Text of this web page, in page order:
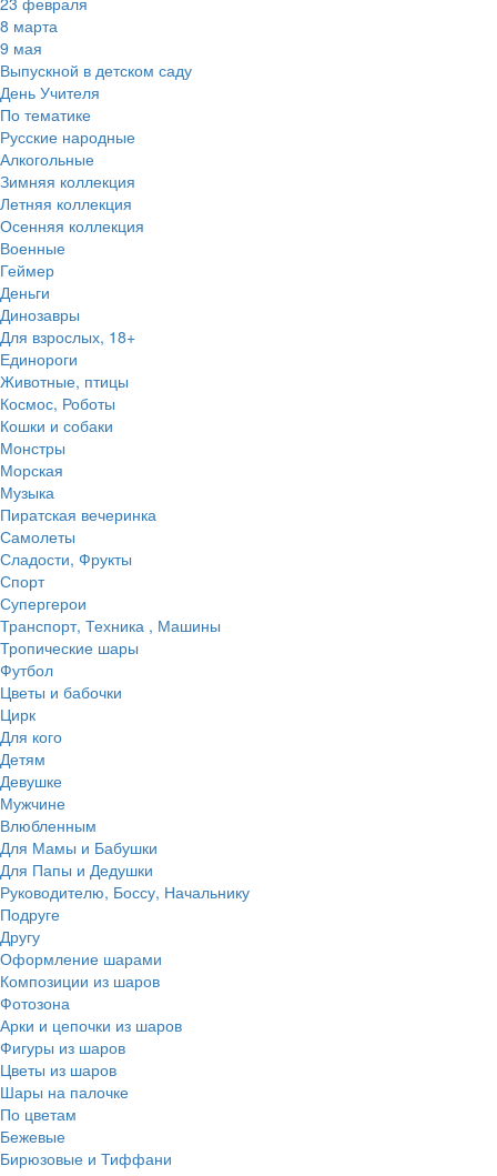
8 марта
9 мая
Выпускной в детском саду
День Учителя
По тематике
Русские народные
Алкогольные
Зимняя коллекция
Летняя коллекция
Осенняя коллекция
Военные
Геймер
Деньги
Динозавры
Для взрослых, 18+
Единороги
Животные, птицы
Космос, Роботы
Кошки и собаки
Монстры
Морская
Музыка
Пиратская вечеринка
Самолеты
Сладости, Фрукты
Спорт
Супергерои
Транспорт, Техника , Машины
Тропические шары
Футбол
Цветы и бабочки
Цирк
Для кого
Детям
Девушке
Мужчине
Влюбленным
Для Мамы и Бабушки
Для Папы и Дедушки
Руководителю, Боссу, Начальнику
Подруге
Другу
Оформление шарами
Композиции из шаров
Фотозона
Арки и цепочки из шаров
Фигуры из шаров
Цветы из шаров
Шары на палочке
По цветам
Бежевые
Бирюзовые и Тиффани